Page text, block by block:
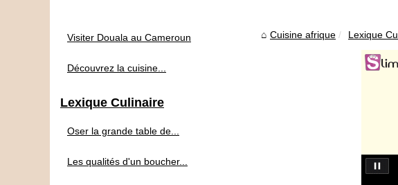
Cuisine afrique Lexique
Visiter Douala au Cameroun
Découvrez la cuisine...
Lexique Culinaire
Oser la grande table de...
Les qualités d'un boucher...